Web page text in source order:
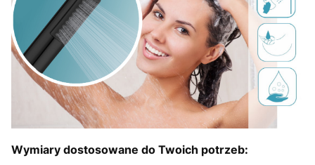
Wymiary dostosowane do Twoich potrzeb: